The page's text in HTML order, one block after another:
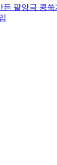
팥앙금 콩